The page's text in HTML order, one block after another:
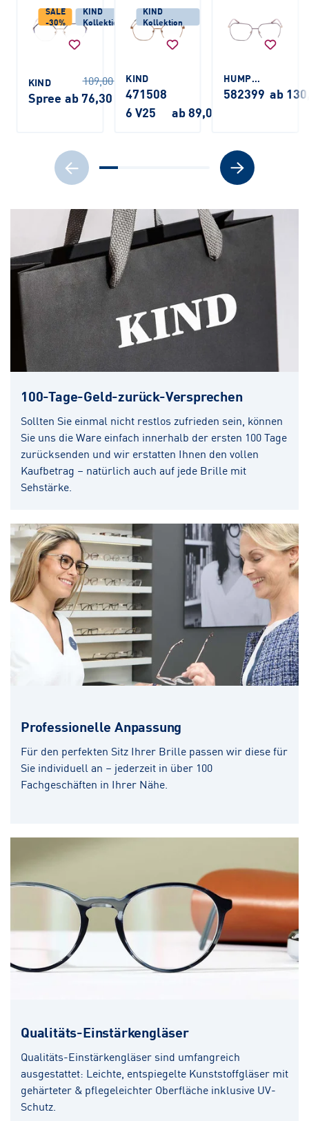
SALE
-30%
KIND
Kollektion
KIND
Spree
109,00 €
ab 76,30 €
KIND
Kollektion
KIND
471508
6 V25
ab 89,00 €
HUMPHREY'S
582399 ab
100-Tage-Geld-zurück-Versprechen
Sollten Sie einmal nicht restlos zufrieden sein, können
Sie uns die Ware einfach innerhalb der ersten 100 Tage
zurücksenden und wir erstatten Ihnen den vollen
Kaufbetrag – natürlich auch auf jede Brille mit
Sehstärke.
Professionelle Anpassung
Für den perfekten Sitz Ihrer Brille passen wir diese für
Sie individuell an – jederzeit in über 100
Fachgeschäften in Ihrer Nähe.
Qualitäts-Einstärkengläser
Qualitäts-Einstärkengläser sind umfangreich
ausgestattet: Leichte, entspiegelte Kunststoffgläser mit
gehärteter & pflegeleichter Oberfläche inklusive UV-
Schutz.